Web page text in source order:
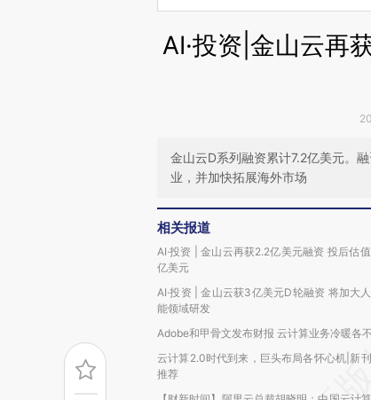
AI·投资|金山云再
金山云D系列融资累计7.2亿美元。
业，并加快拓展海外市场
相关报道
AI·投资 | 金山云再获2.2亿美元融资 投后估
亿美元
AI·投资 | 金山云获3亿美元D轮融资 将加大
能领域研发
Adobe和甲骨文发布财报 云计算业务冷暖各
云计算2.0时代到来，巨头布局各怀心机|新
推荐